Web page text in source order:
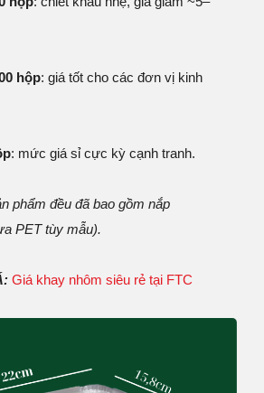
hộp: giá tốt cho các đơn vị kinh
: mức giá sỉ cực kỳ cạnh tranh.
phẩm đều đã bao gồm nắp
PET tùy mẫu).
Giá khay nhôm siêu rẻ tại FTC